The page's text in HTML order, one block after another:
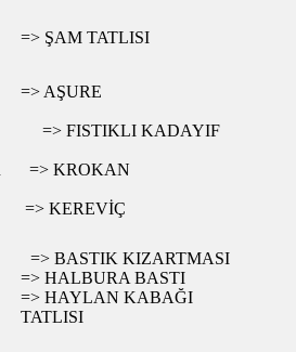
=> ŞAM TATLISI
=> AŞURE
=> FISTIKLI KADAYIF
=> KROKAN
=> KEREVİÇ
=> BASTIK KIZARTMASI
=> HALBURA BASTI
=> HAYLAN KABAĞI
TATLISI